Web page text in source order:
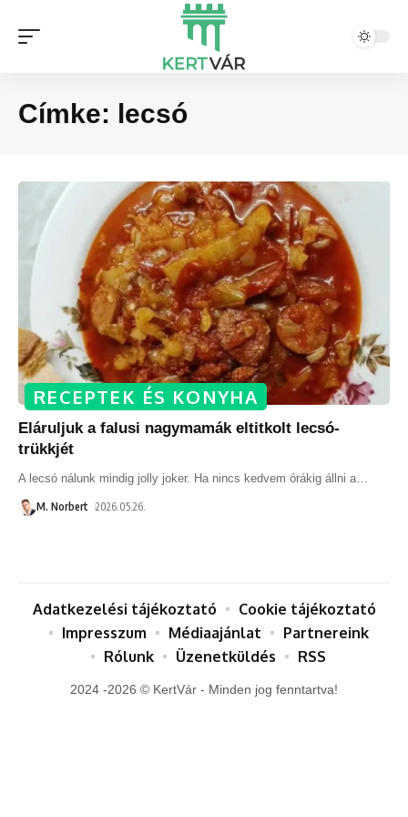
Címke: lecsó
RECEPTEK ÉS KONYHA
Eláruljuk a falusi nagymamák eltitkolt lecsó-
trükkjét
A lecsó nálunk mindig jolly joker. Ha nincs kedvem órákig állni a
M. Norbert 2026.05.26.
2024 -2026 © KertVár - Minden jog fenntartva!
Adatkezelési tájékoztató
Cookie tájékoztató
Impresszum
Médiaajánlat
Partnereink
Rólunk
Üzenetküldés RSS